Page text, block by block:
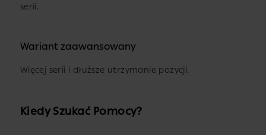
serii.
Wariant zaawansowany
Więcej serii i dłuższe utrzymanie pozycji.
Kiedy Szukać Pomocy?